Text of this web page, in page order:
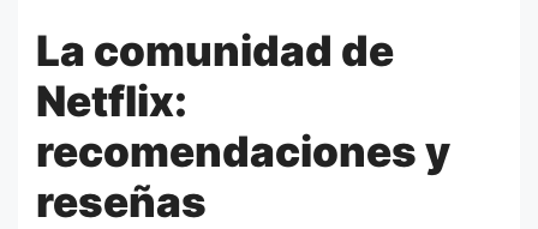
La comunidad de
Netflix:
recomendaciones y
reseñas